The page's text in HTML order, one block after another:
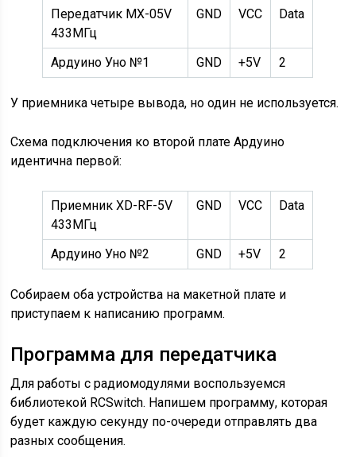
Передатчик MX-05V
433МГц
GND VCC Data
Ардуино Уно №1 GND +5V 2
У приемника четыре вывода, но один не используется.
Схема подключения ко второй плате Ардуино
идентична первой:
Приемник XD-RF-5V
433МГц
GND VCC Data
Ардуино Уно №2 GND +5V 2
Собираем оба устройства на макетной плате и
приступаем к написанию программ.
Программа для передатчика
Для работы с радиомодулями воспользуемся
библиотекой RCSwitch. Напишем программу, которая
будет каждую секунду по-очереди отправлять два
разных сообщения.